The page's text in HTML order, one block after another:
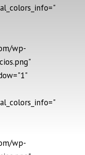
wp-
wp-